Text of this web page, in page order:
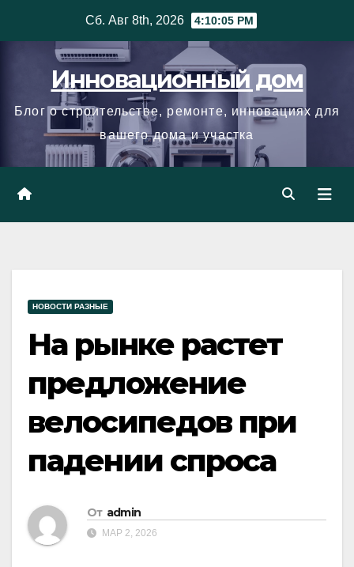
Сб. Авг 8th, 2026 4:10:05 PM
Инновационный дом
Блог о строительстве, ремонте, инновациях для
вашего дома и участка
НОВОСТИ РАЗНЫЕ
На рынке растет
предложение
велосипедов при
падении спроса
От admin
МАР 2, 2026